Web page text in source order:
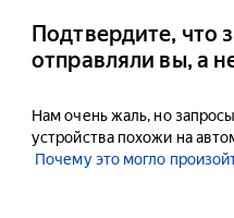
Подтвердите, что
отправляли вы, а
Нам очень жаль, но
устройства похожи на
Почему это могло